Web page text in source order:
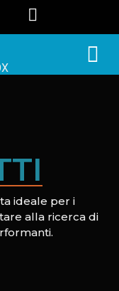
ideale per i
alla ricerca di